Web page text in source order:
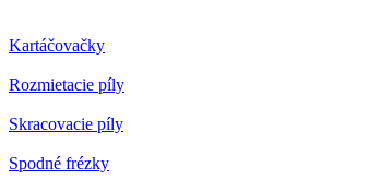
Kartáčovačky
Rozmietacie píly
Skracovacie píly
Spodné frézky